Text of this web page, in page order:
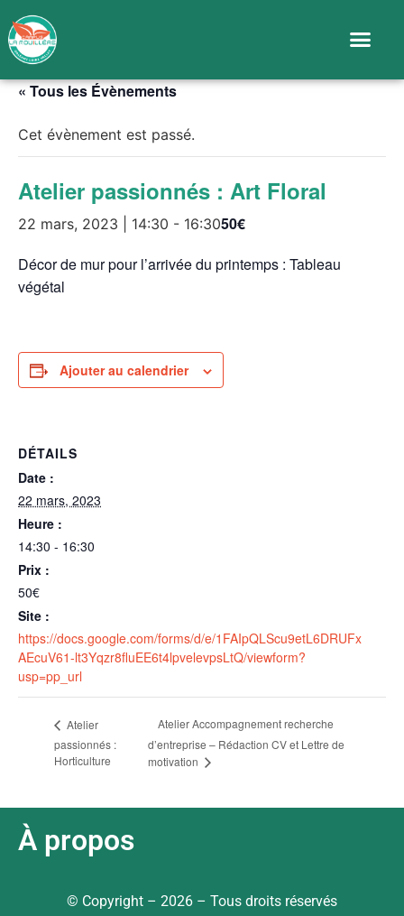
« Tous les Évènements
Cet évènement est passé.
Atelier passionnés : Art Floral
22 mars, 2023 | 14:30 - 16:3050€
Décor de mur pour l’arrivée du printemps : Tableau
végétal
Ajouter au calendrier
DÉTAILS
Date :
22 mars, 2023
Heure :
14:30 - 16:30
Prix :
50€
Site :
https://docs.google.com/forms/d/e/1FAIpQLScu9etL6DRUFx
AEcuV61-lt3Yqzr8fluEE6t4lpvelevpsLtQ/viewform?
usp=pp_url
Atelier
passionnés :
Horticulture
Atelier Accompagnement recherche
d’entreprise – Rédaction CV et Lettre de
motivation
À propos
© Copyright – 2026 – Tous droits réservés